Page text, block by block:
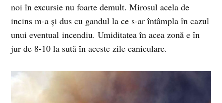
noi în excursie nu foarte demult. Mirosul acela de
incins m-a și dus cu gandul la ce s-ar întâmpla în cazul
unui eventual incendiu. Umiditatea în acea zonă e în
jur de 8-10 la sută în aceste zile caniculare.